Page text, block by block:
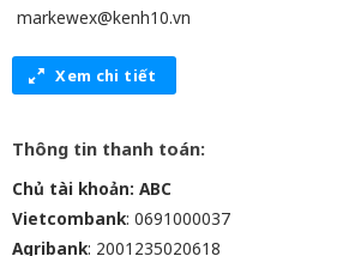
markewex@kenh10.vn
Xem chi tiết
Thông tin thanh toán:
Chủ tài khoản: ABC
Vietcombank: 0691000037
Agribank: 2001235020618